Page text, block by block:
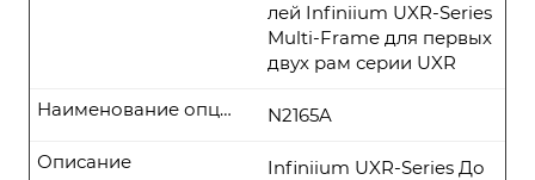
лей Infiniium UXR-Series
Multi-Frame для первых
двух рам серии UXR
N2165A
Наименование опции
Infiniium UXR-Series До
Описание